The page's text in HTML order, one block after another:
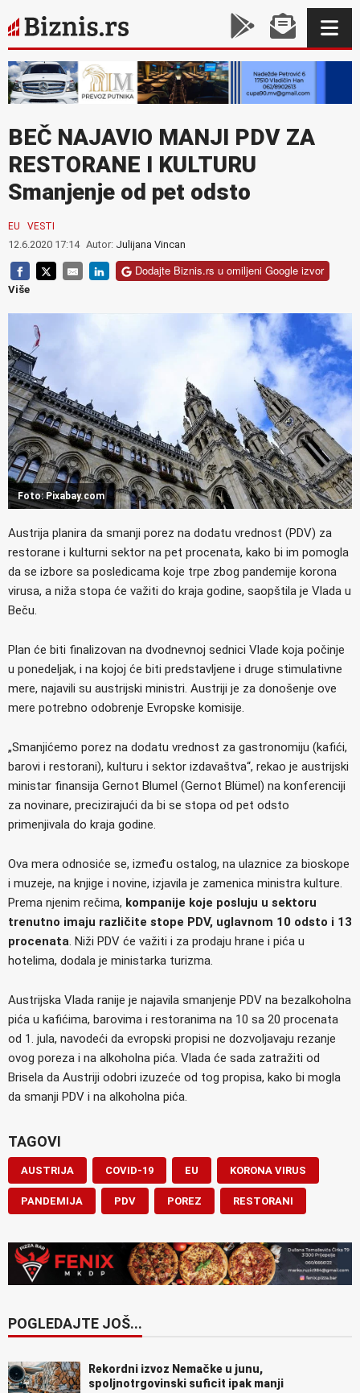
BEČ NAJAVIO MANJI PDV ZA
RESTORANE I KULTURU
Smanjenje od pet odsto
EU VESTI
12.6.2020 17:14 Autor: Julijana Vincan
Dodajte Biznis.rs u omiljeni Google izvor
Više
Foto: Pixabay.com
Austrija planira da smanji porez na dodatu vrednost (PDV) za
restorane i kulturni sektor na pet procenata, kako bi im pomogla
da se izbore sa posledicama koje trpe zbog pandemije korona
virusa, a niža stopa će važiti do kraja godine, saopštila je Vlada u
Beču.
Plan će biti finalizovan na dvodnevnoj sednici Vlade koja počinje
u ponedeljak, i na kojoj će biti predstavljene i druge stimulativne
mere, najavili su austrijski ministri. Austriji je za donošenje ove
mere potrebno odobrenje Evropske komisije.
„Smanjićemo porez na dodatu vrednost za gastronomiju (kafići,
barovi i restorani), kulturu i sektor izdavaštva“, rekao je austrijski
ministar finansija Gernot Blumel (Gernot Blümel) na konferenciji
za novinare, precizirajući da bi se stopa od pet odsto
primenjivala do kraja godine.
Ova mera odnosiće se, između ostalog, na ulaznice za bioskope
i muzeje, na knjige i novine, izjavila je zamenica ministra kulture.
Prema njenim rečima, kompanije koje posluju u sektoru
trenutno imaju različite stope PDV, uglavnom 10 odsto i 13
procenata. Niži PDV će važiti i za prodaju hrane i pića u
hotelima, dodala je ministarka turizma.
Austrijska Vlada ranije je najavila smanjenje PDV na bezalkoholna
pića u kafićima, barovima i restoranima na 10 sa 20 procenata
od 1. jula, navodeći da evropski propisi ne dozvoljavaju rezanje
ovog poreza i na alkoholna pića. Vlada će sada zatražiti od
Brisela da Austriji odobri izuzeće od tog propisa, kako bi mogla
da smanji PDV i na alkoholna pića.
TAGOVI
AUSTRIJA COVID-19 EU KORONA VIRUS
PANDEMIJA PDV POREZ RESTORANI
POGLEDAJTE JOŠ...
Rekordni izvoz Nemačke u junu,
spoljnotrgovinski suficit ipak manji